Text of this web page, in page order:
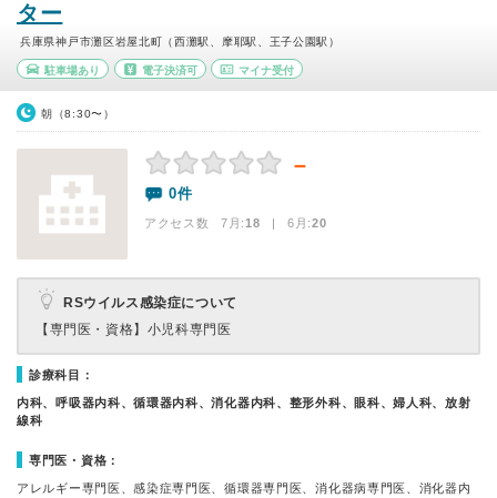
ター
兵庫県神戸市灘区岩屋北町（西灘駅、摩耶駅、王子公園駅）
駐車場あり 電子決済可 マイナ受付
朝（8:30〜）
－
0件
アクセス数 7月:18 | 6月:20
RSウイルス感染症について
【専門医・資格】 小児科専門医
診療科目：
内科、呼吸器内科、循環器内科、消化器内科、整形外科、眼科、婦人科、放射
線科
専門医・資格：
アレルギー専門医、感染症専門医、循環器専門医、消化器病専門医、消化器内